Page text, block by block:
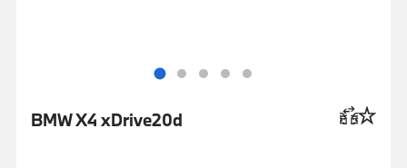
BMW X4 xDrive20d